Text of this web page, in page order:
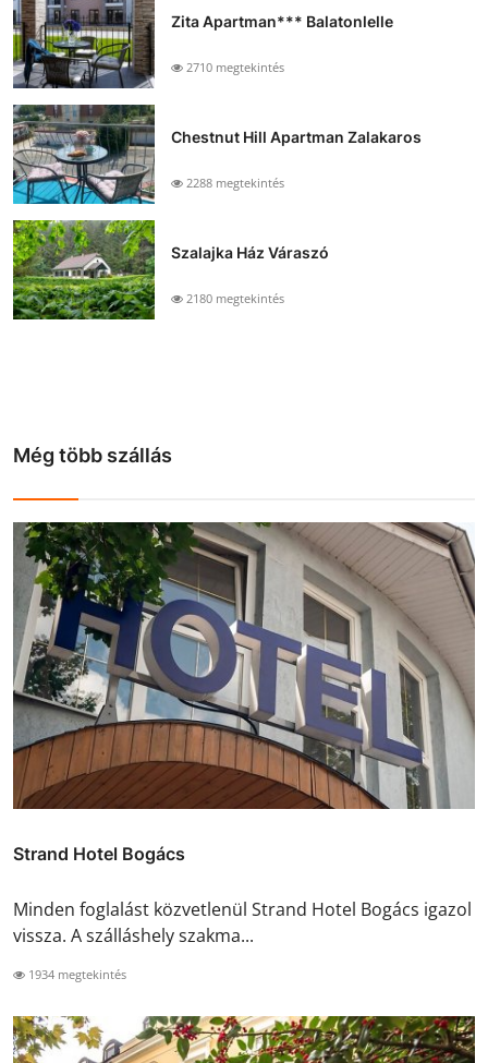
Zita Apartman*** Balatonlelle
2710 megtekintés
Chestnut Hill Apartman Zalakaros
2288 megtekintés
Szalajka Ház Váraszó
2180 megtekintés
Még több szállás
Strand Hotel Bogács
Minden foglalást közvetlenül Strand Hotel Bogács igazol
vissza. A szálláshely szakma...
1934 megtekintés